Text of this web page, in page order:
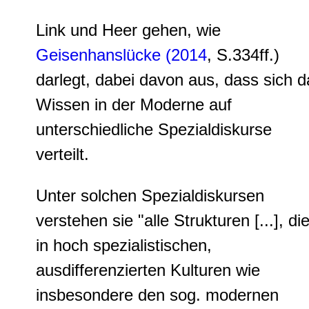
Link und Heer gehen, wie
Geisenhanslücke (2014, S.334ff.)
darlegt, dabei davon aus, dass sich
Wissen in der Moderne auf
unterschiedliche Spezialdiskurse
verteilt.
Unter solchen Spezialdiskursen
verstehen sie "alle Strukturen [...], die
in hoch spezialistischen,
ausdifferenzierten Kulturen wie
insbesondere den sog. modernen